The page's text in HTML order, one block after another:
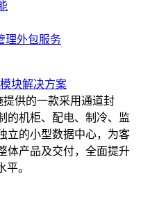
理外包服务
块解决方案
提供的一款采用通道封
的机柜、配电、制冷、监
立的小型数据中心，为客
体产品及交付，全面提升
。